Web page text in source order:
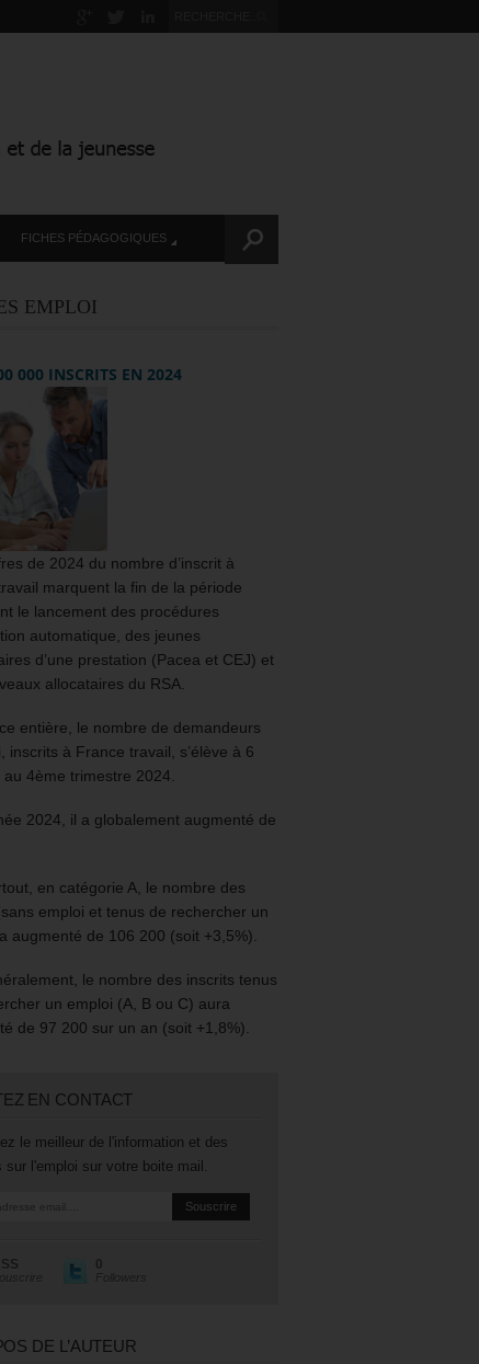
FICHES PÉDAGOGIQUES
EMPLOI
000 INSCRITS EN 2024
de 2024 du nombre d’inscrit à
marquent la fin de la période
le lancement des procédures
automatique, des jeunes
d’une prestation (Pacea et CEJ) et
allocataires du RSA.
entière, le nombre de demandeurs
inscrits à France travail, s’élève à 6
4ème trimestre 2024.
2024, il a globalement augmenté de
en catégorie A, le nombre des
emploi et tenus de rechercher un
augmenté de 106 200 (soit +3,5%).
le nombre des inscrits tenus
un emploi (A, B ou C) aura
de 97 200 sur un an (soit +1,8%).
EN CONTACT
le meilleur de l'information et des
sur l'emploi sur votre boite mail.
0
Followers
DE L’AUTEUR